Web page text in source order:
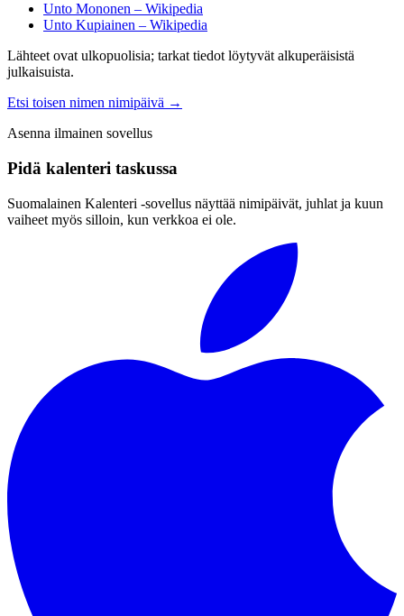
Unto Mononen – Wikipedia
Unto Kupiainen – Wikipedia
Lähteet ovat ulkopuolisia; tarkat tiedot löytyvät alkuperäisistä
julkaisuista.
Etsi toisen nimen nimipäivä →
Asenna ilmainen sovellus
Pidä kalenteri taskussa
Suomalainen Kalenteri ‑sovellus näyttää nimipäivät, juhlat ja kuun
vaiheet myös silloin, kun verkkoa ei ole.